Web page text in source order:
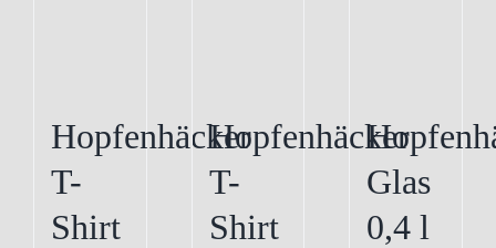
Hopfenhäcker
T-
Shirt
Hopfenhäcker
T-
Shirt
Glas
0,4 l